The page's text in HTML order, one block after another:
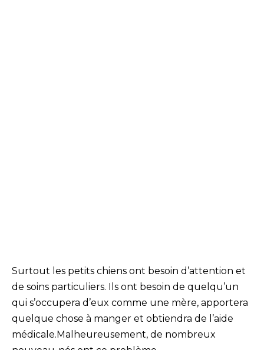
Surtout les petits chiens ont besoin d’attention et
de soins particuliers. Ils ont besoin de quelqu’un
qui s’occupera d’eux comme une mère, apportera
quelque chose à manger et obtiendra de l’aide
médicale.Malheureusement, de nombreux